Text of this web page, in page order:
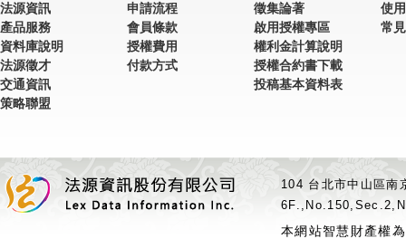
法源資訊
產品服務
資料庫說明
法源徵才
交通資訊
策略聯盟
申請流程
會員條款
授權費用
付款方式
徵集論著
啟用授權專區
權利金計算說明
授權合約書下載
投稿基本資料表
使
常
104 台北市中山區
本網站智慧財產權